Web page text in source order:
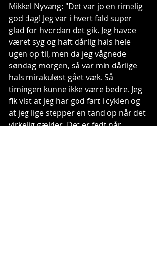
Mikkel Nyvang: "Det var jo en rimelig
god dag! Jeg var i hvert fald super
glad for hvordan det gik. Jeg havde
været syg og haft dårlig hals hele
ugen op til, men da jeg vågnede
søndag morgen, så var min dårlige
hals mirakuløst gået væk. Så
timingen kunne ikke være bedre. Jeg
fik vist at jeg har god fart i cyklen og
at jeg lige stepper en tand op når det
virkelig gælder. Det er fedt når